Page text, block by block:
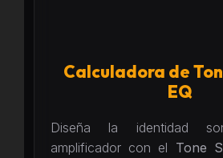
Calculadora de
EQ
Diseña la identidad
amplificador con el Tone